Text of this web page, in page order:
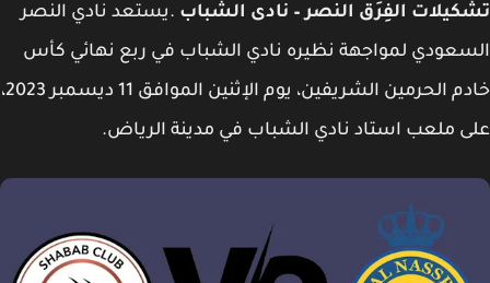
الفِرَق النصر – نادى الشباب.يستعد نادي النصر
لمواجهة نظيره نادي الشباب في ربع نهائي كأس
خادم الحرمين الشريفين، يوم الإثنين الموافق 11 ديسمبر 2023،
ملعب استاد نادي الشباب في مدينة الرياض.